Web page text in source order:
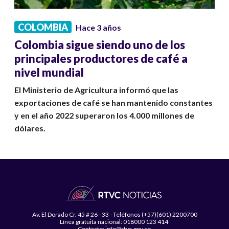
COLOMBIA Hace 3 años
Colombia sigue siendo uno de los
principales productores de café a
nivel mundial
El Ministerio de Agricultura informó que las
exportaciones de café se han mantenido constantes
y en el año 2022 superaron los 4.000 millones de
dólares.
Av. El Dorado Cr. 45 # 26 - 33 - Teléfonos (+57)(601) 2200700
Línea gratuita nacional: 018000 123 414